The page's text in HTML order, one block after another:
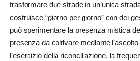
trasformare due strade in un’unica
costruisce “giorno per giorno” con dei
può sperimentare la presenza mistica
presenza da coltivare mediante
l’esercizio della riconciliazione, la